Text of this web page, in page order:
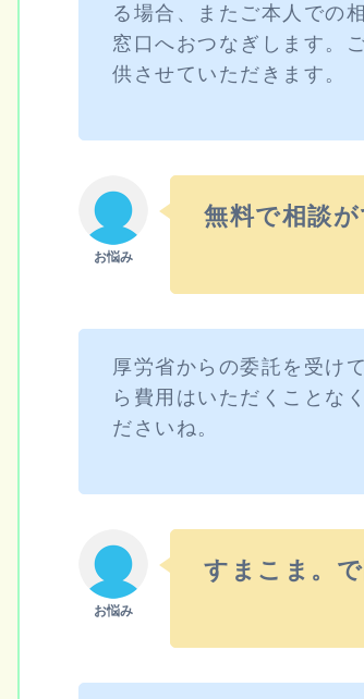
る場合、またご本人での
窓口へおつなぎします。
供させていただきます。
無料で相談
厚労省からの委託を受け
ら費用はいただくことな
ださいね。
すまこま。